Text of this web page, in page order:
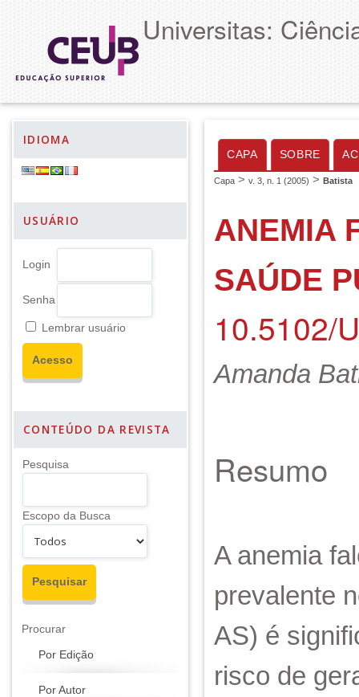
Universitas:
IDIOMA
USUÁRIO
Login
Senha
Lembrar usuário
CONTEÚDO DA REVISTA
Pesquisa
Escopo da Busca
Procurar
Por Edição
Por Autor
CAPA SOBRE
Capa > v. 3, n. 1 (2005) > Batista
ANEMIA
SAÚDE
10.5102/
Amanda
Resumo
A anemia
prevalente
AS) é
risco de